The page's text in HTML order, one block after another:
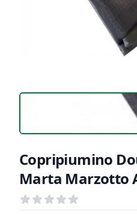
Copripiumino
Marta Marzotto
Recensioni
out of 5 stars